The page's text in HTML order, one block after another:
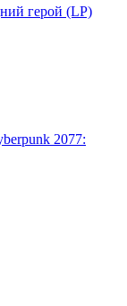
герой (LP)
2077: